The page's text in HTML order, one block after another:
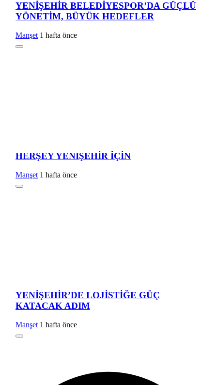
YENİŞEHİR BELEDİYESPOR’DA GÜÇLÜ
YÖNETİM, BÜYÜK HEDEFLER
Manşet 1 hafta önce
HERŞEY YENIŞEHİR İÇİN
Manşet 1 hafta önce
YENİŞEHİR’DE LOJİSTİĞE GÜÇ
KATACAK ADIM
Manşet 1 hafta önce